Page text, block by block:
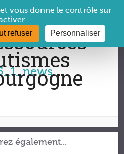
→41555_1_news
également...
vous donne le contrôle sur
refuser Personnaliser